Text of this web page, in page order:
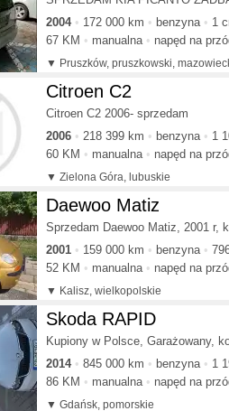
2004
172 000 km benzyna
1
67 KM
manualna napęd na
Pruszków, pruszkowski,
Citroen C2
Citroen C2 2006- sprzedam
2006
218 399 km benzyna
1
60 KM
manualna napęd na
Zielona Góra, lubuskie
Daewoo Matiz
Sprzedam Daewoo Matiz, 2001 r,
2001
159 000 km benzyna
52 KM
manualna napęd na
Kalisz, wielkopolskie
Skoda RAPID
Kupiony w Polsce, Garażowany,
2014
845 000 km benzyna
1
86 KM
manualna napęd na
Gdańsk, pomorskie